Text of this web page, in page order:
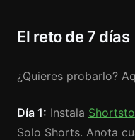
El reto de 7 días
¿Quieres probarlo?
Día 1: Instala
Solo Shorts. Anota